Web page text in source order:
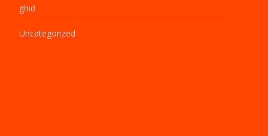
ghid
Uncategorized